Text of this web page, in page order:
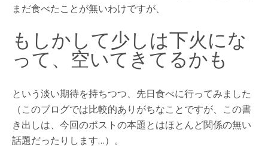
まだ食べたことが無いわけですが、
もしかして少しは下火にな
って、空いてきてるかも
という淡い期待を持ちつつ、先日食べに行ってみました
（このブログでは比較的ありがちなことですが、この書
き出しは、今回のポストの本題とはほとんど関係の無い
話題だったりします…）。